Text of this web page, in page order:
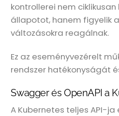
kontrollerei nem ciklikusan
állapotot, hanem figyelik
változásokra reagálnak.
Ez az eseményvezérelt
rendszer hatékonyságát
Swagger és OpenAPI a
A Kubernetes teljes API-